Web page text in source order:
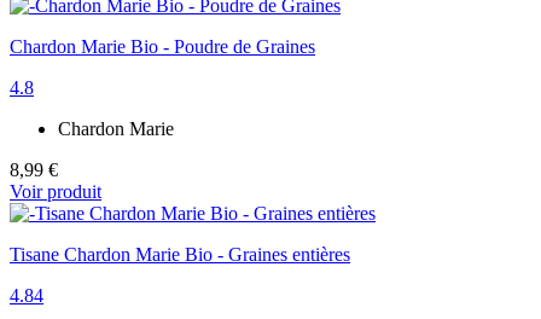
Chardon Marie Bio - Poudre de Graines
4.8
Chardon Marie
8,99 €
Voir produit
Tisane Chardon Marie Bio - Graines entières
4.84